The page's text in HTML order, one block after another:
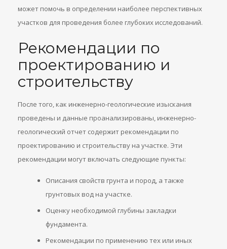
может помочь в определении наиболее перспективных
участков для проведения более глубоких исследований.
Рекомендации по
проектированию и
строительству
После того, как инженерно-геологические изыскания
проведены и данные проанализированы, инженерно-
геологический отчет содержит рекомендации по
проектированию и строительству на участке. Эти
рекомендации могут включать следующие пункты:
Описания свойств грунта и пород, а также
грунтовых вод на участке.
Оценку необходимой глубины закладки
фундамента.
Рекомендации по применению тех или иных